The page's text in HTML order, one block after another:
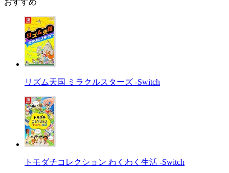
リズム天国 ミラクルスターズ -Switch
トモダチコレクション わくわく生活 -Switch